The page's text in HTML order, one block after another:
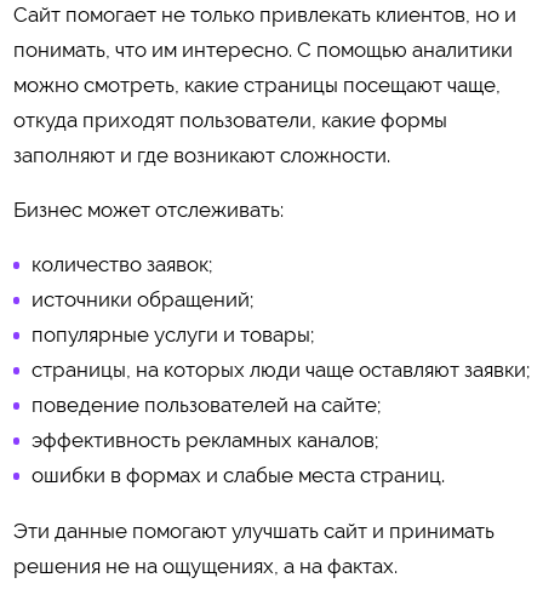
Сайт помогает не только привлекать клиентов, но и
понимать, что им интересно. С помощью аналитики
можно смотреть, какие страницы посещают чаще,
откуда приходят пользователи, какие формы
заполняют и где возникают сложности.
Бизнес может отслеживать:
количество заявок;
источники обращений;
популярные услуги и товары;
страницы, на которых люди чаще оставляют заявки;
поведение пользователей на сайте;
эффективность рекламных каналов;
ошибки в формах и слабые места страниц.
Эти данные помогают улучшать сайт и принимать
решения не на ощущениях, а на фактах.